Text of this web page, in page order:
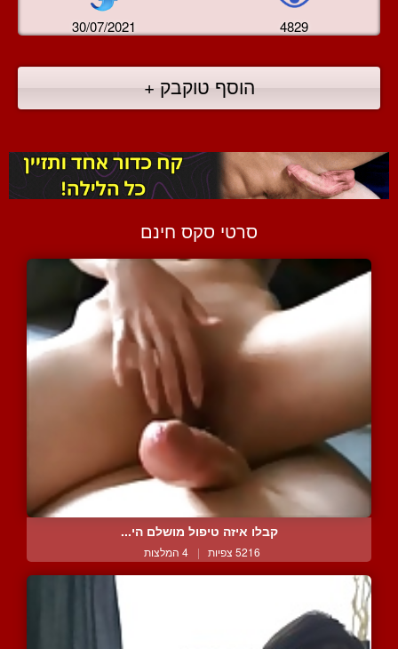
30/07/2021 4829
הוסף טוקבק +
סרטי סקס חינם
קבלו איזה טיפול מושלם הי...
5216 צפיות | 4 המלצות